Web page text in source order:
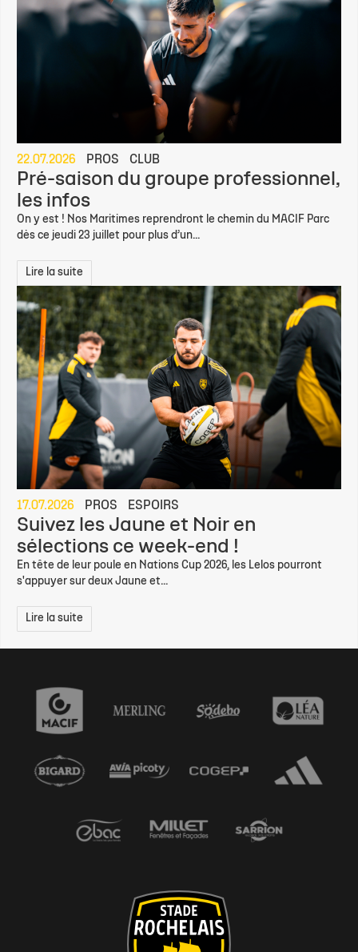
22.07.2026 PROS CLUB
Pré-saison du groupe professionnel,
les infos
On y est ! Nos Maritimes reprendront le chemin du MACIF Parc
dès ce jeudi 23 juillet pour plus d’un...
Lire la suite
17.07.2026 PROS ESPOIRS
Suivez les Jaune et Noir en
sélections ce week-end !
En tête de leur poule en Nations Cup 2026, les Lelos pourront
s'appuyer sur deux Jaune et...
Lire la suite